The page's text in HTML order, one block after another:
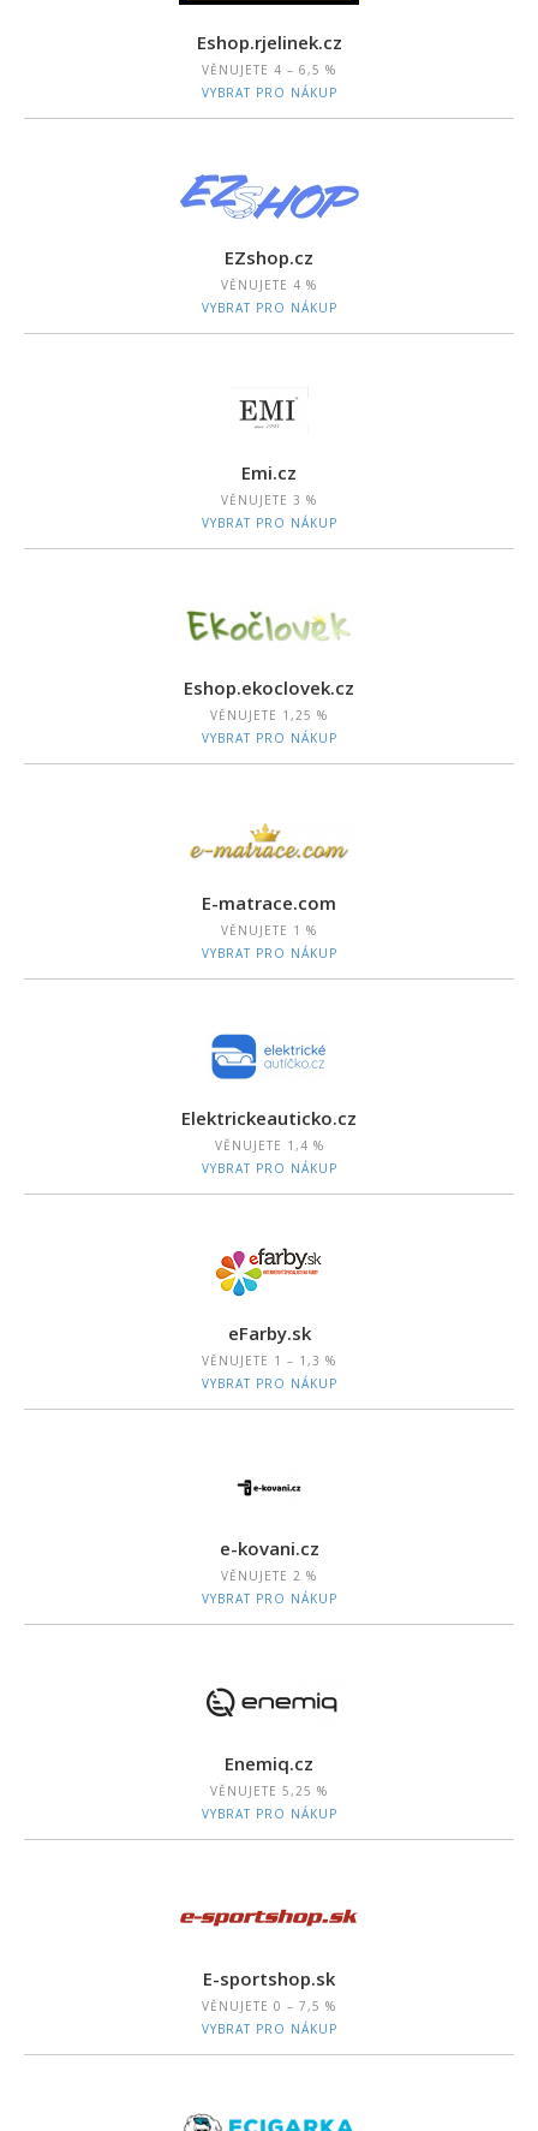
Eshop.rjelinek.cz
VĚNUJETE 4 – 6,5 %
VYBRAT PRO NÁKUP
EZshop.cz
VĚNUJETE 4 %
VYBRAT PRO NÁKUP
Emi.cz
VĚNUJETE 3 %
VYBRAT PRO NÁKUP
Eshop.ekoclovek.cz
VĚNUJETE 1,25 %
VYBRAT PRO NÁKUP
E-matrace.com
VĚNUJETE 1 %
VYBRAT PRO NÁKUP
Elektrickeauticko.cz
VĚNUJETE 1,4 %
VYBRAT PRO NÁKUP
eFarby.sk
VĚNUJETE 1 – 1,3 %
VYBRAT PRO NÁKUP
e-kovani.cz
VĚNUJETE 2 %
VYBRAT PRO NÁKUP
Enemiq.cz
VĚNUJETE 5,25 %
VYBRAT PRO NÁKUP
E-sportshop.sk
VĚNUJETE 0 – 7,5 %
VYBRAT PRO NÁKUP